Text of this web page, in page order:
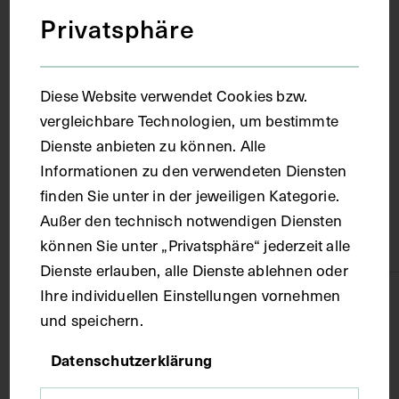
Deutschland
Karton
Technik
Druck
Privatsphäre
Diese Website verwendet Cookies bzw.
vergleichbare Technologien, um bestimmte
Dienste anbieten zu können. Alle
Informationen zu den verwendeten Diensten
finden Sie unter in der jeweiligen Kategorie.
Außer den technisch notwendigen Diensten
können Sie unter „Privatsphäre“ jederzeit alle
Dienste erlauben, alle Dienste ablehnen oder
Ihre individuellen Einstellungen vornehmen
und speichern.
Datenschutzerklärung